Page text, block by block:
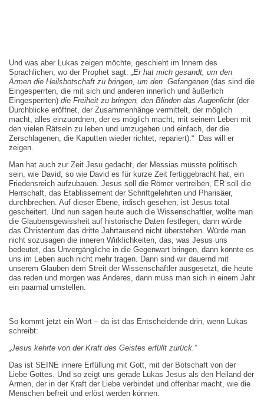
Und was aber Lukas zeigen möchte, geschieht im Innern des
Sprachlichen, wo der Prophet sagt: „Er hat mich gesandt, um den
Armen die Heilsbotschaft zu bringen, um den Gefangenen (das sind die
Eingesperrten, die mit sich und anderen innerlich und äußerlich
Eingesperrten) die Freiheit zu bringen, den Blinden das Augenlicht (der
Durchblicke eröffnet, der Zusammenhänge vermittelt, der möglich
macht, alles einzuordnen, der es möglich macht, mit seinem Leben mit
den vielen Rätseln zu leben und umzugehen und einfach, der die
Zerschlagenen, die Kaputten wieder richtet, repariert).“ Das will er
zeigen.
Man hat auch zur Zeit Jesu gedacht, der Messias müsste politisch
sein, wie David, so wie David es für kurze Zeit fertiggebracht hat, ein
Friedensreich aufzubauen. Jesus soll die Römer vertreiben, ER soll die
Herrschaft, das Etablissement der Schriftgelehrten und Pharisäer,
durchbrechen. Auf dieser Ebene, irdisch gesehen, ist Jesus total
gescheitert. Und nun sagen heute auch die Wissenschaftler, wollte man
die Glaubensgewissheit auf historische Daten festlegen, dann würde
das Christentum das dritte Jahrtausend nicht überstehen. Würde man
nicht sozusagen die inneren Wirklichkeiten, das, was Jesus uns
bedeutet, das Unvergängliche in die Gegenwart bringen, dann könnte es
uns im Leben auch nicht mehr tragen. Dann sind wir dauernd mit
unserem Glauben dem Streit der Wissenschaftler ausgesetzt, die heute
das reden und morgen was Anderes, dann muss man sich in einem Jahr
ein paarmal umstellen.
So kommt jetzt ein Wort – da ist das Entscheidende drin, wenn Lukas
schreibt:
„Jesus kehrte von der Kraft des Geistes erfüllt zurück.“
Das ist SEINE innere Erfüllung mit Gott, mit der Botschaft von der
Liebe Gottes. Und so zeigt uns gerade Lukas Jesus als den Heiland der
Armen, der in der Kraft der Liebe verbindet und offenbar macht, wie die
Menschen befreit und erlöst werden können.